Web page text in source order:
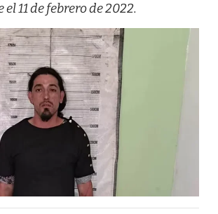
el 11 de febrero de 2022.